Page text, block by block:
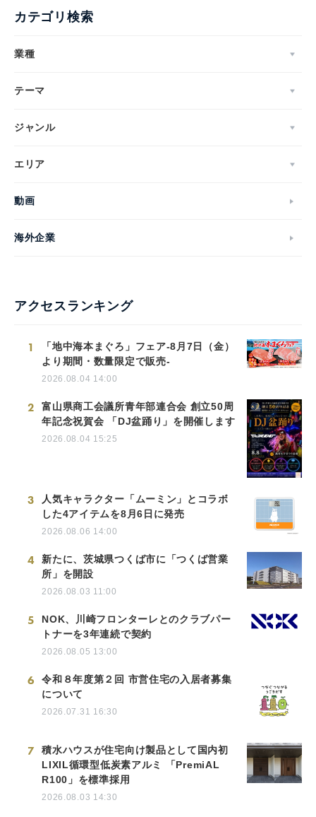
カテゴリ検索
業種
テーマ
ジャンル
エリア
動画
海外企業
アクセスランキング
1
「地中海本まぐろ」フェア-8月7日（金）
より期間・数量限定で販売-
2026.08.04 14:00
2
富山県商工会議所青年部連合会 創立50周
年記念祝賀会 「DJ盆踊り」を開催します
2026.08.04 15:25
3
人気キャラクター「ムーミン」とコラボ
した4アイテムを8月6日に発売
2026.08.06 14:00
4
新たに、茨城県つくば市に「つくば営業
所」を開設
2026.08.03 11:00
5
NOK、川崎フロンターレとのクラブパー
トナーを3年連続で契約
2026.08.05 13:00
6
令和８年度第２回 市営住宅の入居者募集
について
2026.07.31 16:30
7
積水ハウスが住宅向け製品として国内初
LIXIL循環型低炭素アルミ 「PremiAL
R100」を標準採用
2026.08.03 14:30